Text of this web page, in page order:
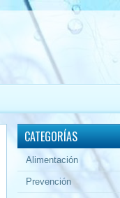
CATEGORÍAS
Alimentación
Prevención